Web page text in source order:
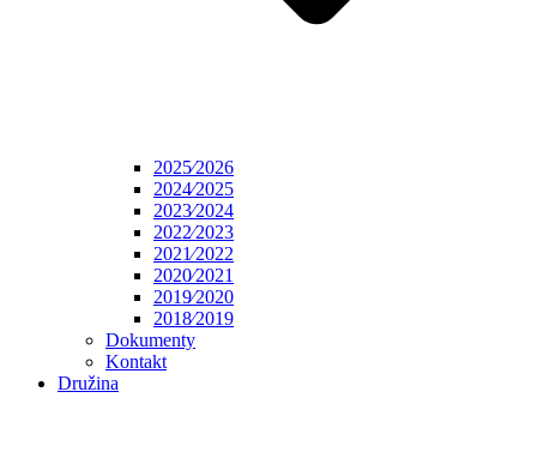
2025⁄2026
2024⁄2025
2023⁄2024
2022⁄2023
2021⁄2022
2020⁄2021
2019⁄2020
2018⁄2019
Dokumenty
Kontakt
Družina